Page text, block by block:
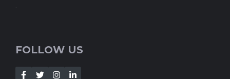
.
FOLLOW US